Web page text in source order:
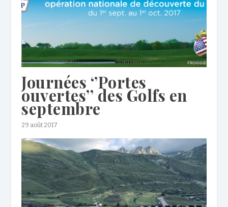
Journées ‘’Portes
ouvertes’’ des Golfs en
septembre
29 août 2017